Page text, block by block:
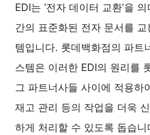
EDI는 ‘전자 데이터 교환’을
간의 표준화된 전자 문서를
템입니다. 롯데백화점의 파트
스템은 이러한 EDI의 원리를
그 파트너사들 사이에 적용하
재고 관리 등의 작업을 더욱
하게 처리할 수 있도록 돕습니